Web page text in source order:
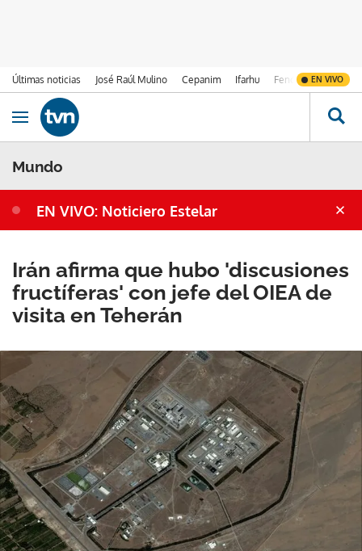
Últimas noticias José Raúl Mulino Cepanim Ifarhu Fenómeno de El
EN VIVO
Ir al contenido
Obrir navegació
Mundo
EN VIVO: Noticiero Estelar
Irán afirma que hubo 'discusiones
fructíferas' con jefe del OIEA de
visita en Teherán